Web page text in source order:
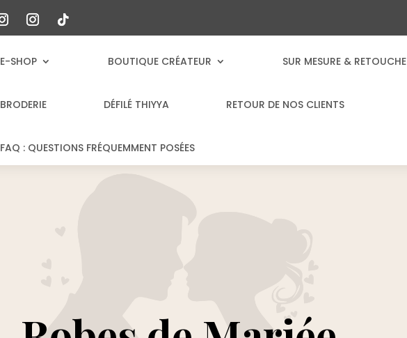
E-SHOP BOUTIQUE CRÉATEUR SUR MESURE & RETOUCHE
BRODERIE DÉFILÉ THIYYA RETOUR DE NOS CLIENTS
FAQ : QUESTIONS FRÉQUEMMENT POSÉES